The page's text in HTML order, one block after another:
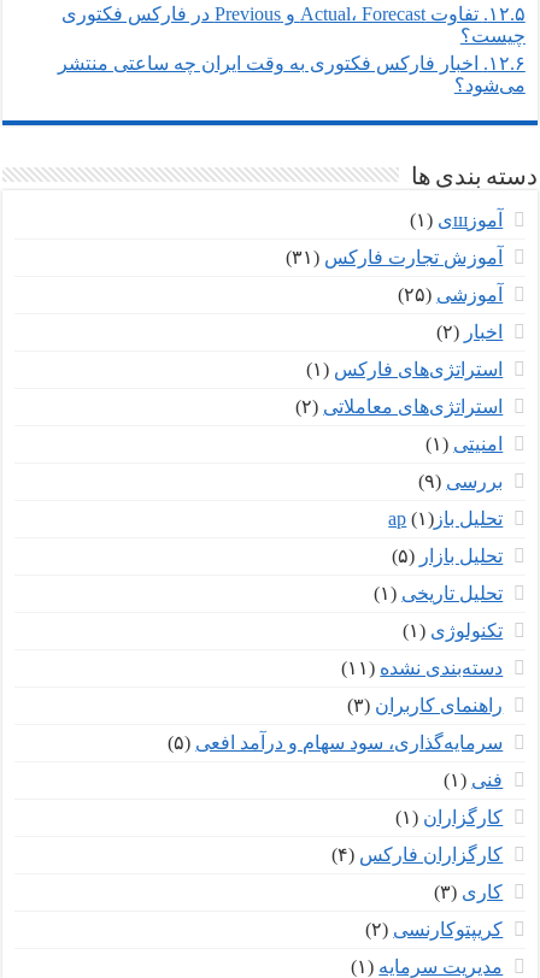
۱۲.۵.
تفاوت Actual، Forecast و Previous در فارکس فکتوری
چیست؟
۱۲.۶.
اخبار فارکس فکتوری به وقت ایران چه ساعتی منتشر
می‌شود؟
دسته بندی ها
آموزшی
(۱)
آموزش تجارت فارکس (۳۱)
آموزشی (۲۵)
اخبار (۲)
استراتژی‌های فارکس (۱)
استراتژی‌های معاملاتی (۲)
امنیتی (۱)
بررسی (۹)
تحلیل بازар (۱)
تحلیل بازار (۵)
تحلیل تاریخی (۱)
تکنولوژی (۱)
دسته‌بندی نشده (۱۱)
راهنمای کاربران (۳)
سرمایه‌گذاری، سود سهام و درآمد افعی (۵)
فنی (۱)
کارگزاران (۱)
کارگزاران فارکس (۴)
کاری (۳)
کریپتوکارنسی (۲)
مدیریت سرمایه (۱)